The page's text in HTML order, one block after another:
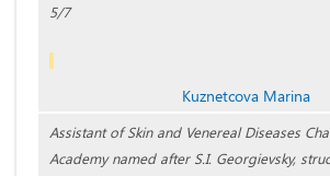
5/7
Kuznetcova Marina
Assistant of Skin and Venereal Diseases
Academy named after S.I. Georgievsky,